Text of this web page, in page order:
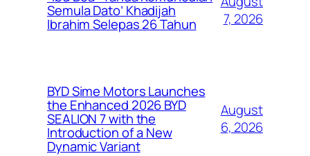
Semula Dato’ Khadijah
Ibrahim Selepas 26 Tahun
7, 2026
BYD Sime Motors Launches
the Enhanced 2026 BYD
SEALION 7 with the
Introduction of a New
Dynamic Variant
August
6, 2026